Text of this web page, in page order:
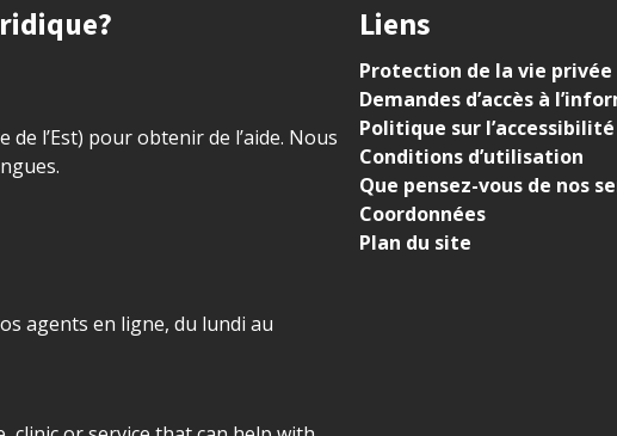
l’Est) pour obtenir de l’aide. Nous
agents en ligne, du lundi au
Liens
Protection de la vie privée
Demandes d’accès à
Politique sur l’accessibilité
Conditions d’utilisation
Que pensez-vous de nos
Coordonnées
Plan du site